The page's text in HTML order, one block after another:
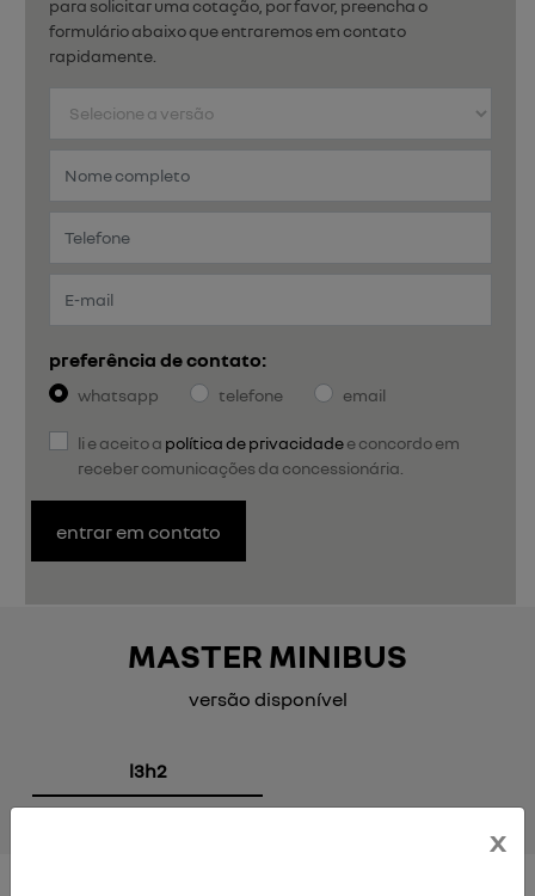
para solicitar uma cotação, por favor, preencha o
formulário abaixo que entraremos em contato
rapidamente.
preferência de contato:
whatsapp telefone email
li e aceito a política de privacidadee concordo em
receber comunicações da concessionária.
entrar em contato
MASTER MINIBUS
versão disponível
l3h2
x